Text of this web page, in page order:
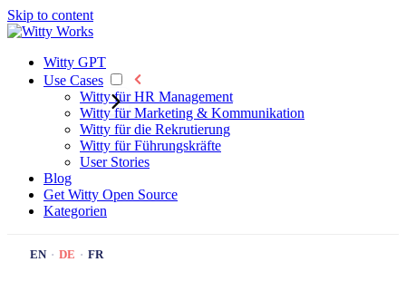
Skip to content
Witty GPT
Use Cases
Witty für HR Management
Witty für Marketing & Kommunikation
Witty für die Rekrutierung
Witty für Führungskräfte
User Stories
Blog
Get Witty Open Source
Kategorien
EN · DE · FR